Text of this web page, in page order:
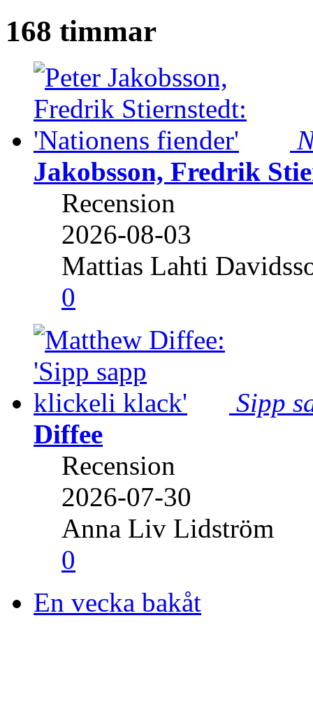
168 timmar
Jakobsson, Fredrik
Recension
2026-08-03
Mattias Lahti
0
Sipp
Diffee
Recension
2026-07-30
Anna Liv Lidström
0
En vecka bakåt